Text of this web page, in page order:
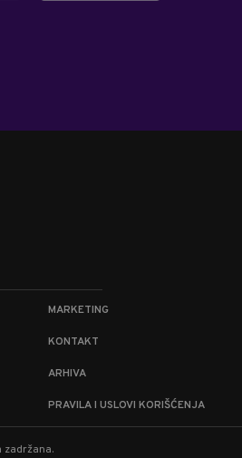
MARKETING
KONTAKT
ARHIVA
PRAVILA I USLOVI KORIŠĆENJA
zadržana.